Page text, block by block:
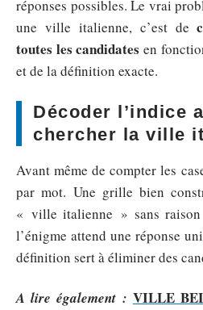
réponses possibles. Le vrai
une ville italienne, c’est de
toutes les candidates en
et de la définition exacte.
Décoder l’indice
chercher la ville
Avant même de compter les
par mot. Une grille bien
« ville italienne » sans
l’énigme attend une réponse
définition sert à éliminer des
A lire également : VILLE